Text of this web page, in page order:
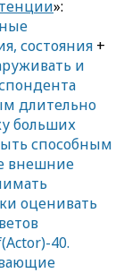
»:
состояния +
и
длительно
больших
способным
внешние
оценивать
40.